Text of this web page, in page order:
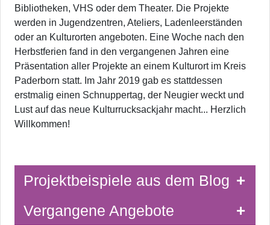
Bibliotheken, VHS oder dem Theater. Die Projekte
werden in Jugendzentren, Ateliers, Ladenleerständen
oder an Kulturorten angeboten. Eine Woche nach den
Herbstferien fand in den vergangenen Jahren eine
Präsentation aller Projekte an einem Kulturort im Kreis
Paderborn statt. Im Jahr 2019 gab es stattdessen
erstmalig einen Schnuppertag, der Neugier weckt und
Lust auf das neue Kulturrucksackjahr macht... Herzlich
Willkommen!
Projektbeispiele aus dem Blog
Vergangene Angebote